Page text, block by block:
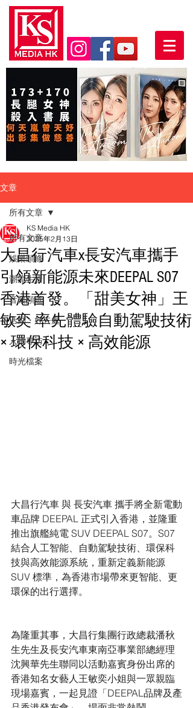
文章
所有文章
娛樂頭條
潮流生活
音樂頻道
活動・好去處
人物專訪
時光檔案
所有文章
大昌行汽車x長安汽車攜手
引領新能源未來DEEPAL S07
香港首發。「甜美女神」王
敏奕 率先體驗自動駕駛技術
× 環保科技 × 高效能源
KS Media HK
2025年2月13日
大昌行汽車 與 長安汽車 攜手將全新電動
車品牌 DEEPAL 正式引入香港，並隆重
推出旗艦純電 SUV DEEPAL S07。S07
結合人工智能、自動駕駛技術、環保科
技與高效能源系統，重新定義新能源
SUV 標準，為香港市場帶來更智能、更
環保的出行選擇。
為隆重其事，大昌行集團行政總裁潘秋
生先生及長安汽車東南亞事業部總經理
沈興華先生聯同以活動嘉賓身份出席的
香港知名女藝人王敏奕小姐與一眾親臨
現場嘉賓，一起見證「DEEPAL品牌及產